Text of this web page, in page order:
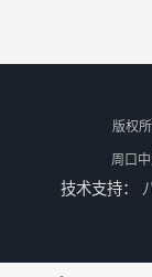
版权
周口
技术支持：